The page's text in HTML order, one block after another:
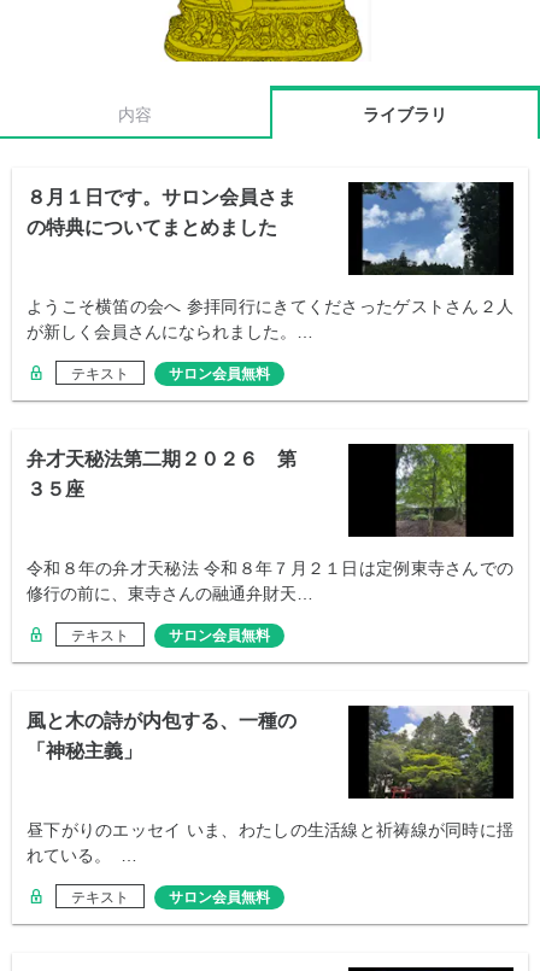
内容 ライブラリ
８月１日です。サロン会員さま
の特典についてまとめました
ようこそ横笛の会へ 参拝同行にきてくださったゲストさん２人
が新しく会員さんになられました。…
テキスト サロン会員無料
弁才天秘法第二期２０２６ 第
３５座
令和８年の弁才天秘法 令和８年７月２１日は定例東寺さんでの
修行の前に、東寺さんの融通弁財天…
テキスト サロン会員無料
風と木の詩が内包する、一種の
「神秘主義」
昼下がりのエッセイ いま、わたしの生活線と祈祷線が同時に揺
れている。 …
テキスト サロン会員無料